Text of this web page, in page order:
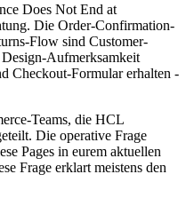
Does Not End at
Die Order-Confirmation-
Flow sind Customer-
Aufmerksamkeit
Checkout-Formular erhalten -
Teams, die HCL
Die operative Frage
Pages in eurem aktuellen
Frage erklart meistens den